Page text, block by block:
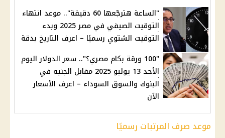
"الساعة هترجّعها 60 دقيقة".. موعد انتهاء
التوقيت الصيفي في مصر 2025 وبدء
التوقيت الشتوي رسميًا – اعرف التاريخ بدقة
"100 ورقة بكام مصري؟".. سعر الدولار اليوم
الأحد 13 يوليو 2025 مقابل الجنيه في
البنوك والسوق السوداء – اعرف الأسعار
الآن
موعد صرف المرتبات رسميًا